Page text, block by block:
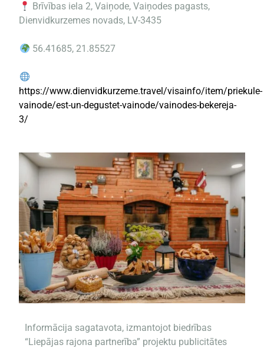
Brīvības iela 2, Vaiņode, Vaiņodes pagasts,
Dienvidkurzemes novads, LV-3435
56.41685, 21.85527
https://www.dienvidkurzeme.travel/visainfo/item/priekule-
vainode/est-un-degustet-vainode/vainodes-bekereja-
3/
Informācija sagatavota, izmantojot biedrības
“Liepājas rajona partnerība” projektu publicitātes